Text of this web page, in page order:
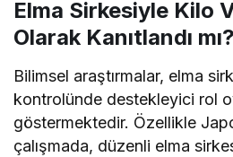
Elma Sirkesiyle Kilo
Olarak Kanıtlandı mı?
Bilimsel araştırmalar, elma
kontrolünde destekleyici rol
göstermektedir. Özellikle
çalışmada, düzenli elma